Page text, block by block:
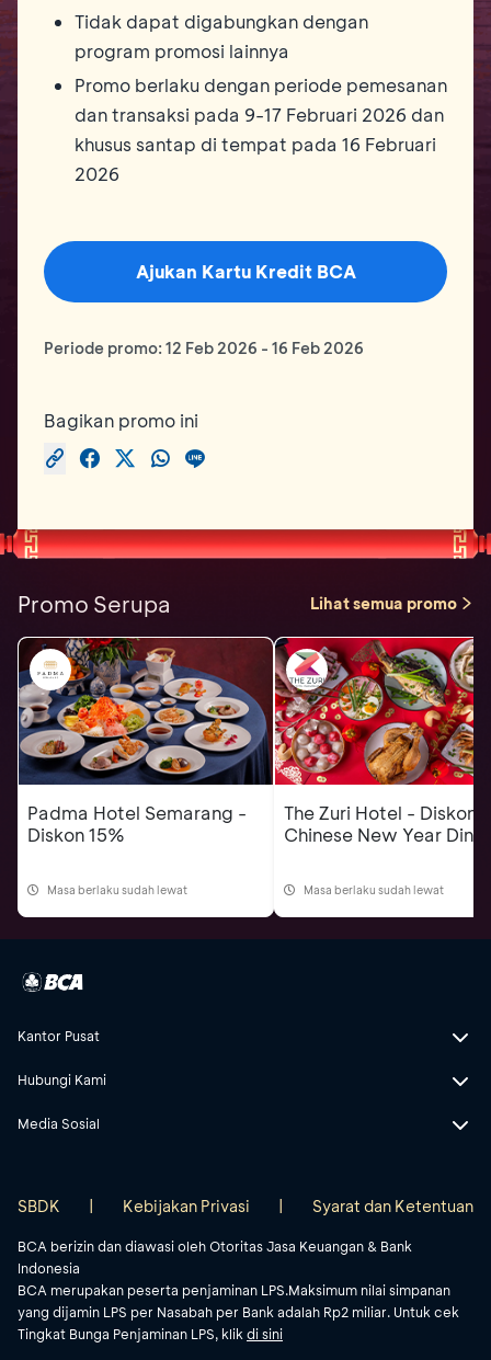
Tidak dapat digabungkan dengan
program promosi lainnya
Promo berlaku dengan periode pemesanan
dan transaksi pada 9-17 Februari 2026 dan
khusus santap di tempat pada 16 Februari
2026
Ajukan Kartu Kredit BCA
Periode promo: 12 Feb 2026 - 16 Feb 2026
Bagikan promo ini
Promo Serupa Lihat semua promo
Padma Hotel Semarang -
Diskon 15%
Masa berlaku sudah lewat
The Zuri Hotel - Diskon
Chinese New Year
Masa berlaku sudah lewat
Kantor Pusat
Hubungi Kami
Media Sosial
BCA berizin dan diawasi oleh Otoritas Jasa Keuangan & Bank
Indonesia
BCA merupakan peserta penjaminan LPS.Maksimum nilai simpanan
yang dijamin LPS per Nasabah per Bank adalah Rp2 miliar. Untuk cek
Tingkat Bunga Penjaminan LPS, klik di sini
SBDK | Kebijakan Privasi | Syarat dan Ketentuan